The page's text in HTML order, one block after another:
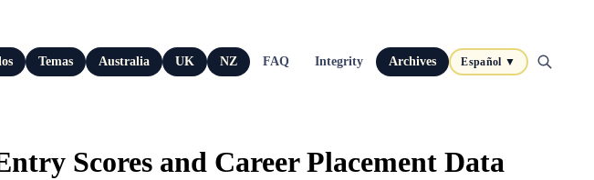
Temas Australia UK NZ FAQ Integrity Archives Español ▼
Scores and Career Placement Data